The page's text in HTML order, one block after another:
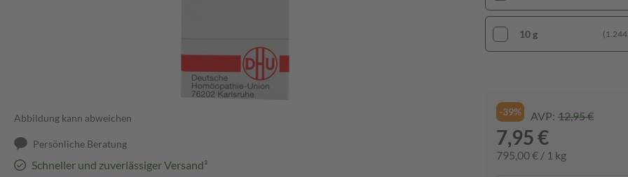
Abbildung kann abweichen
Persönliche Beratung
Schneller und zuverlässiger Versand³
10 g
-39% AVP: 12,95 €
7,95 €
795,00 € / 1 kg